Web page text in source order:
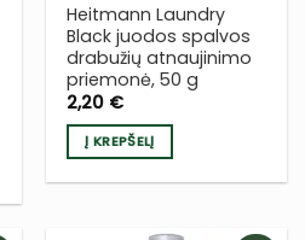
Heitmann Laundry
Black juodos spalvos
drabužių atnaujinimo
priemonė, 50 g
2,20 €
Į KREPŠELĮ